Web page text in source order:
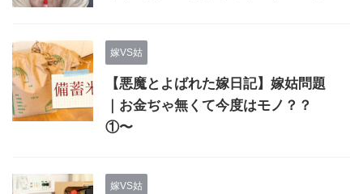
嫁VS姑
【悪魔とよばれた嫁日記】嫁姑問題
｜お金ぢゃ無くて今度はモノ？？
①〜
嫁VS姑